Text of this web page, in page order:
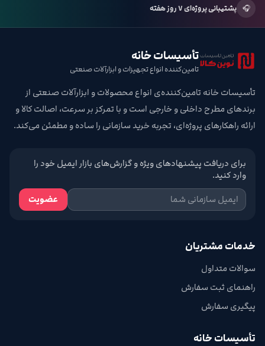
🎧 پشتیبانی پروژه‌ای ۷ روز هفته
تأسیسات خانه
تامین‌کننده انواع تجهیزات و ابزارآلات صنعتی
تأسیسات خانه تامین‌کننده‌ی انواع محصولات و ابزارآلات صنعتی از
برندهای مطرح داخلی و خارجی است و با تمرکز بر سرعت، اصالت کالا و
ارائه راهکارهای پروژه‌ای، تجربه خرید سازمانی را ساده و مطمئن می‌کند.
برای دریافت پیشنهادهای ویژه و گزارش‌های بازار ایمیل خود را
وارد کنید.
عضویت
خدمات مشتریان
سوالات متداول
راهنمای ثبت سفارش
پیگیری سفارش
تأسیسات خانه